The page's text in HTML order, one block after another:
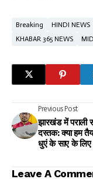
Breaking HINDI NEWS
KHABAR 365 NEWS
Previous Post
झारखंड में पराली
दस्तक: क्या हम
धुएं के साए के लिए
Leave A